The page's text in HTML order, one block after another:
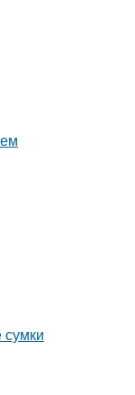
сумки